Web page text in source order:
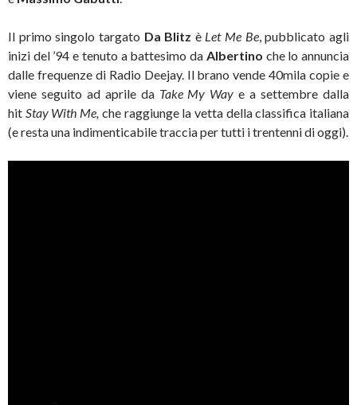
Il primo singolo targato Da Blitz è Let Me Be, pubblicato agli
inizi del ’94 e tenuto a battesimo da Albertino che lo annuncia
dalle frequenze di Radio Deejay. Il brano vende 40mila copie e
viene seguito ad aprile da Take My Waye a settembre dalla
hit Stay With Me, che raggiunge la vetta della classifica italiana
(e resta una indimenticabile traccia per tutti i trentenni di oggi).